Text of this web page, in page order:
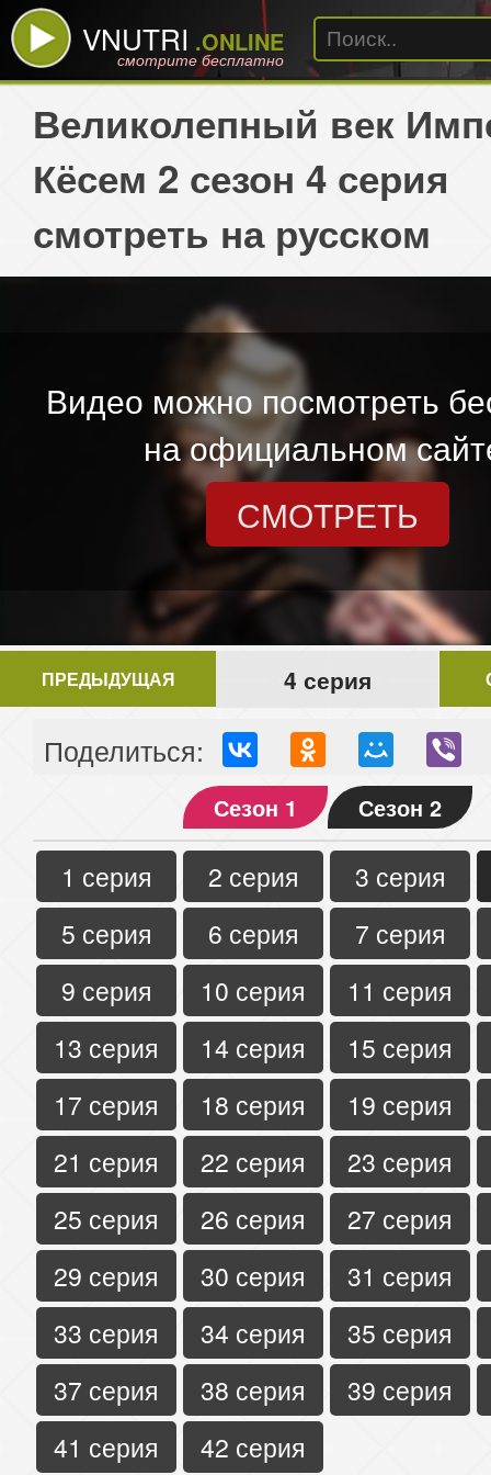
VNUTRI .ONLINE
смотрите бесплатно
Великолепный век
Кёсем 2 сезон 4 серия
смотреть на русском
Видео можно посмотреть
на официальном
СМОТРЕТЬ
ПРЕДЫДУЩАЯ 4 серия
Поделиться:
Сезон 1 Сезон 2
1 серия 2 серия
3 серия
5 серия
6 серия
7 серия
9 серия
10 серия
11 серия
13 серия
14 серия
15 серия
17 серия
18 серия
19 серия
21 серия
22 серия
23 серия
25 серия
26 серия
27 серия
29 серия
30 серия
31 серия
33 серия
34 серия
35 серия
37 серия
38 серия
39 серия
41 серия
42 серия